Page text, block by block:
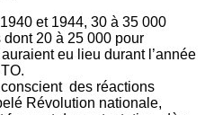
et 1944, 30 à 35 000
20 à 25 000 pour
eu lieu durant l’année
des réactions
Révolution nationale,